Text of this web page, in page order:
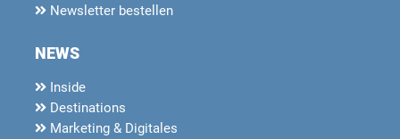
Newsletter bestellen
NEWS
Inside
Destinations
Marketing & Digitales